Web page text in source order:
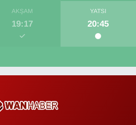
AKŞAM
19:17
YATSI
20:45